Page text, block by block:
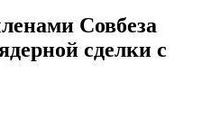
Совбеза
сделки с